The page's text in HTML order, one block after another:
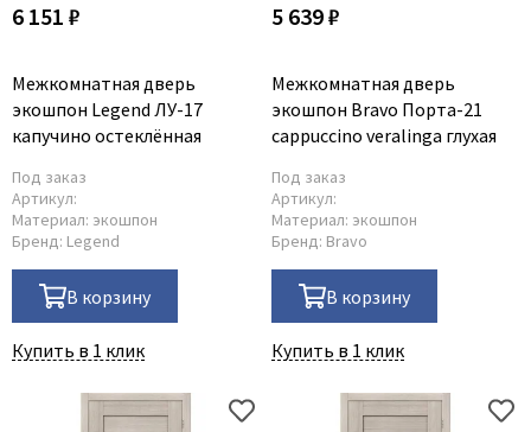
6 151 ₽
Межкомнатная дверь
экошпон Legend ЛУ-17
капучино остеклённая
Под заказ
Артикул:
Материал: экошпон
Бренд: Legend
В корзину
Купить в 1 клик
5 639 ₽
Межкомнатная дверь
экошпон Bravo Порта-21
cappuccino veralinga глухая
Под заказ
Артикул:
Материал: экошпон
Бренд: Bravo
В корзину
Купить в 1 клик